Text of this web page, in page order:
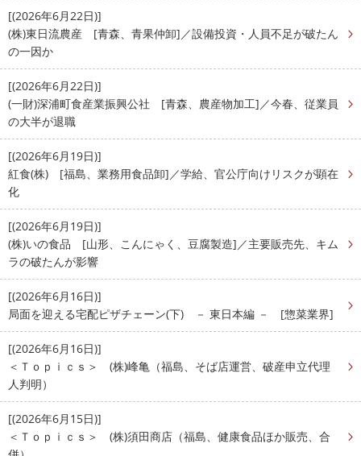
[(2026年6月22日)]
(株)東日流農産 [青森、青果仲卸]／設備投資・人員不足が破たん
の一因か
[(2026年6月22日)]
(一財)深浦町食産業振興公社 [青森、農産物加工]／今春、従業員
の大半が退職
[(2026年6月19日)]
紅食(株) [福島、業務用食品卸]／学給、官公庁向けリスクが顕在
化
[(2026年6月19日)]
(株)いの食品 [山形、こんにゃく、豆腐製造]／主要販売先、キム
ラの破たんが影響
[(2026年6月16日)]
局面を迎える宅配ピザチェーン(下) － 東日本編 － [惣菜業界]
[(2026年6月16日)]
＜Ｔｏｐｉｃｓ＞ (株)峰亀（福島、そば店運営、破産申立代理
人判明）
[(2026年6月15日)]
＜Ｔｏｐｉｃｓ＞ (株)須田商店（福島、健康食品ほか販売、合